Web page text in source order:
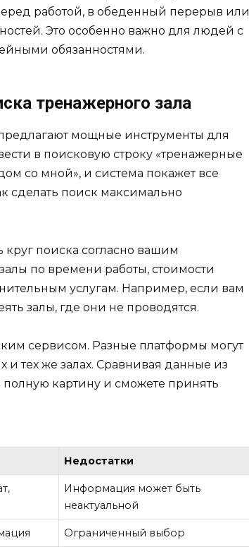
работой, в обеденный перерыв или
Это особенно важно для людей с
обязанностями.
тренажерного зала
мощные инструменты для
в поисковую строку «тренажерные
со мной», и система покажет все
сделать поиск максимально
поиска согласно вашим
по времени работы, стоимости
услугам. Например, если вам
залы, где они не проводятся.
сервисом. Разные платформы могут
тех же залах. Сравнивая данные из
картину и сможете принять
Недостатки
Информация может быть
неактуальной
Ограниченный выбор